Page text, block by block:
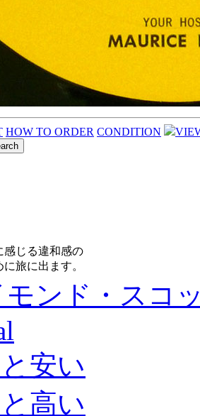
HOW TO ORDER CONDITION
感じる違和感の
旅に出ます。
ンド・スコ
安い
高い